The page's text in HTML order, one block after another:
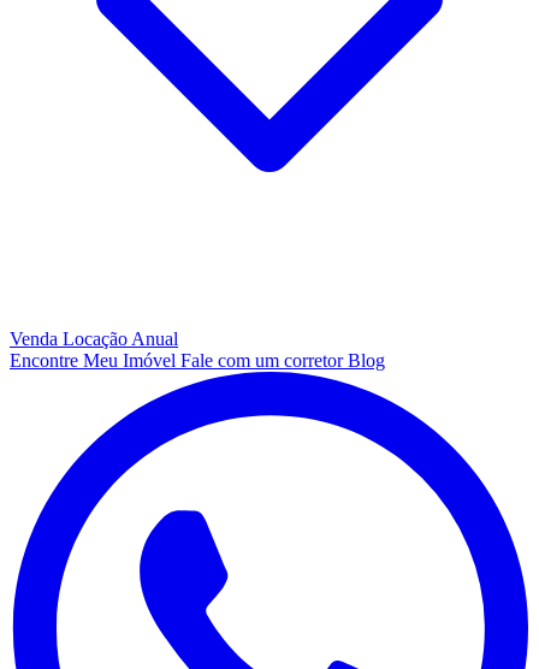
Venda Locação Anual
Encontre Meu Imóvel Fale com um corretorBlog